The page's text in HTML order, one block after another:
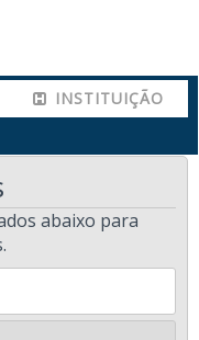
INSTITUIÇÃO
abaixo para